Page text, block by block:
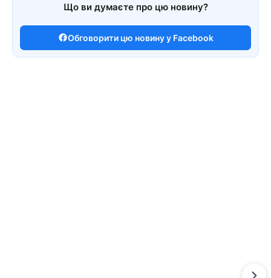
Що ви думаєте про цю новину?
Обговорити цю новину у Facebook